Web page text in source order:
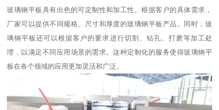
玻璃钢平板具有出色的可定制性和加工性。根据客户的具体需求，
厂家可以提供不同规格、尺寸和厚度的玻璃钢平板产品。同时，玻
璃钢平板还可以根据客户的要求进行切割、钻孔、打磨等加工处
理，以满足不同应用场景的需求。这种定制化的服务使得玻璃钢平
板在各个领域的应用更加灵活和广泛。